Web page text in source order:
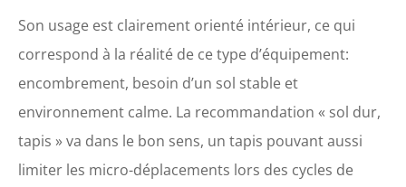
journée de travail intense ou après un
exercice sportif intense. Design du
fauteuil moderne et élégant qui s'adapte
à presque tous types de décorations,
garantie officielle et assistance
technique suivie par notre équipe après-
vente professionnelle.
Son usage est clairement orienté intérieur, ce qui
correspond à la réalité de ce type d’équipement:
encombrement, besoin d’un sol stable et
environnement calme. La recommandation « sol dur,
tapis » va dans le bon sens, un tapis pouvant aussi
limiter les micro-déplacements lors des cycles de